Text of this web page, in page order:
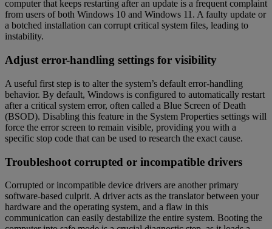
computer that keeps restarting after an update is a frequent complaint
from users of both Windows 10 and Windows 11. A faulty update or
a botched installation can corrupt critical system files, leading to
instability.
Adjust error-handling settings for visibility
A useful first step is to alter the system’s default error-handling
behavior. By default, Windows is configured to automatically restart
after a critical system error, often called a Blue Screen of Death
(BSOD). Disabling this feature in the System Properties settings will
force the error screen to remain visible, providing you with a
specific stop code that can be used to research the exact cause.
Troubleshoot corrupted or incompatible drivers
Corrupted or incompatible device drivers are another primary
software-based culprit. A driver acts as the translator between your
hardware and the operating system, and a flaw in this
communication can easily destabilize the entire system. Booting the